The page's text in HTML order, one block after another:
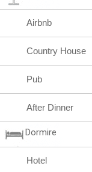
Airbnb
Country House
Pub
After Dinner
Dormire
Hotel